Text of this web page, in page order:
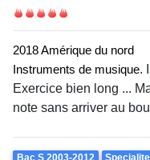
Difficulté
2018 Amérique du nord
Instruments de musique.
Exercice bien long ...
note sans arriver au
Theme
Bac S 2003-2012 Specialite